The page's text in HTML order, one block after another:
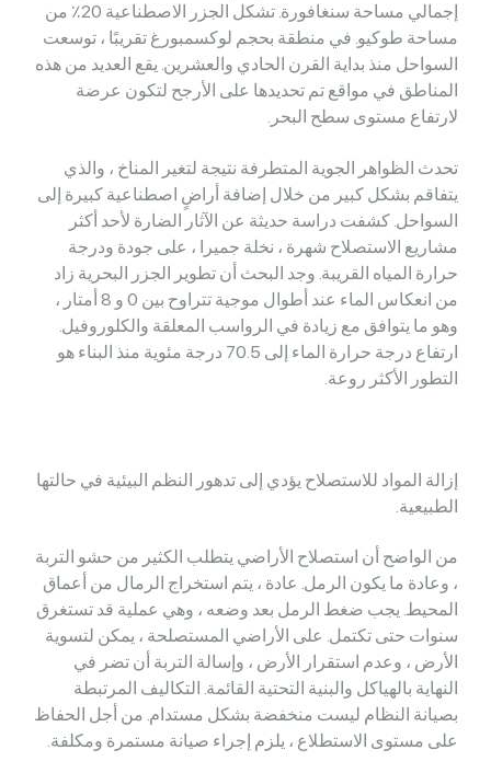
إجمالي مساحة سنغافورة. تشكل الجزر الاصطناعية 20٪ من
مساحة طوكيو. في منطقة بحجم لوكسمبورغ تقريبًا ، توسعت
السواحل منذ بداية القرن الحادي والعشرين. يقع العديد من هذه
المناطق في مواقع تم تحديدها على الأرجح لتكون عرضة
لارتفاع مستوى سطح البحر.
تحدث الظواهر الجوية المتطرفة نتيجة لتغير المناخ ، والذي
يتفاقم بشكل كبير من خلال إضافة أراضٍ اصطناعية كبيرة إلى
السواحل. كشفت دراسة حديثة عن الآثار الضارة لأحد أكثر
مشاريع الاستصلاح شهرة ، نخلة جميرا ، على جودة ودرجة
حرارة المياه القريبة. وجد البحث أن تطوير الجزر البحرية زاد
من انعكاس الماء عند أطوال موجية تتراوح بين 0 و 8 أمتار ،
وهو ما يتوافق مع زيادة في الرواسب المعلقة والكلوروفيل.
ارتفاع درجة حرارة الماء إلى 70.5 درجة مئوية منذ البناء هو
التطور الأكثر روعة.
إزالة المواد للاستصلاح يؤدي إلى تدهور النظم البيئية في حالتها
الطبيعية.
من الواضح أن استصلاح الأراضي يتطلب الكثير من حشو التربة
، وعادة ما يكون الرمل. عادة ، يتم استخراج الرمال من أعماق
المحيط. يجب ضغط الرمل بعد وضعه ، وهي عملية قد تستغرق
سنوات حتى تكتمل. على الأراضي المستصلحة ، يمكن لتسوية
الأرض ، وعدم استقرار الأرض ، وإسالة التربة أن تضر في
النهاية بالهياكل والبنية التحتية القائمة. التكاليف المرتبطة
بصيانة النظام ليست منخفضة بشكل مستدام. من أجل الحفاظ
على مستوى الاستطلاع ، يلزم إجراء صيانة مستمرة ومكلفة.